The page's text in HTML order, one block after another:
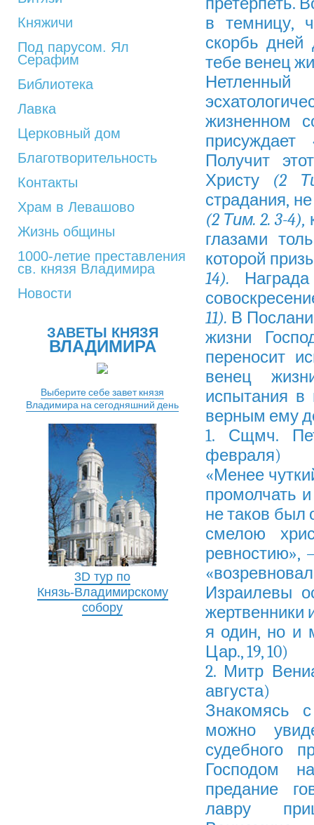
Княжичи
Под парусом. Ял
Серафим
Библиотека
Лавка
Церковный дом
Благотворительность
Контакты
Храм в Левашово
Жизнь общины
1000-летие преставления
св. князя Владимира
Новости
ЗАВЕТЫ КНЯЗЯ
ВЛАДИМИРА
Выберите себе завет князя
Владимира на сегодняшний день
3D тур по
Князь-Владимирскому
собору
в темницу,
скорбь
тебе венец
жизненном
Получит
Христу (2
страдания,
(2 Тим. 2. 3-4),
глазами
которой
14).
11). В
жизни
переносит
венец
испытания в
верным ему
1. Сщмч.
февраля)
«Менее
промолчать
не таков был
смелою
Израилевы
жертвенники
я один, но и
Цар., 19, 10)
2. Митр
августа)
Знакомясь
можно
судебного
Господом
предание
лавру